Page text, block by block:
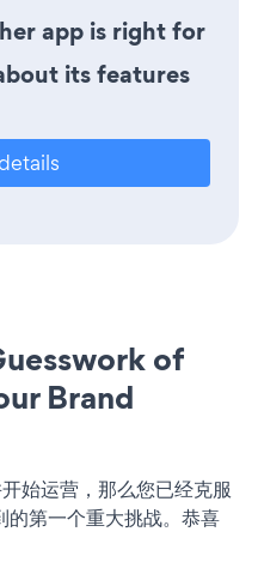
app is right for
its features
of
Brand
始运营，那么您已经克服
的第一个重大挑战。恭喜